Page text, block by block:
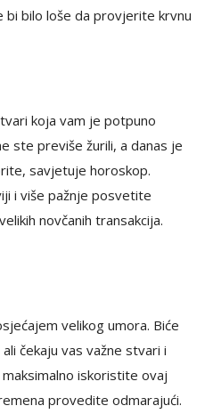
bi bilo loše da provjerite krvnu
koja vam je potpuno
ste previše žurili, a danas je
savjetuje horoskop.
i više pažnje posvetite
novčanih transakcija.
velikog umora. Biće
čekaju vas važne stvari i
iskoristite ovaj
provedite odmarajući.